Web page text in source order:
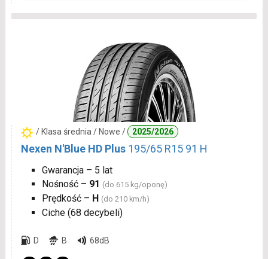
/ Klasa średnia / Nowe / 2025/2026
Nexen N'Blue HD Plus 195/65 R15 91 H
Gwarancja – 5 lat
Nośność – 91 (do 615 kg/oponę)
Prędkość – H (do 210 km/h)
Ciche (68 decybeli)
D B 68dB